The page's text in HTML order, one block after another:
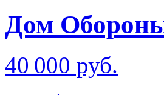
Дом
40 000 руб.